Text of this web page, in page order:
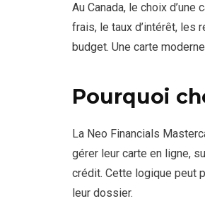
Au Canada, le choix
frais, le taux d’intérêt, les
budget. Une carte
Pourquoi
La Neo Financials
gérer leur carte en ligne,
crédit. Cette logique peut
leur dossier.